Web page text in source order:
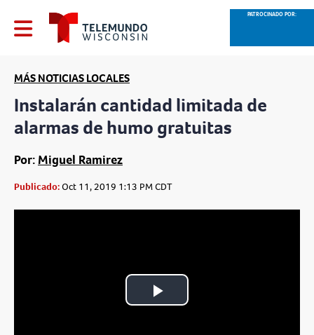
PATROCINADO POR:
MÁS NOTICIAS LOCALES
Instalarán cantidad limitada de
alarmas de humo gratuitas
Por: Miguel Ramirez
Publicado:Oct 11, 2019 1:13 PM CDT
Play